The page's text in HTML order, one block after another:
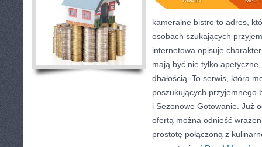
kameralne bistro to adres,
osobach szukających
internetowa opisuje
mają być nie tylko
dbałością. To serwis, która
poszukujących przyjemnego
i Sezonowe Gotowanie. Już
ofertą można odnieść
prostotę połączoną z